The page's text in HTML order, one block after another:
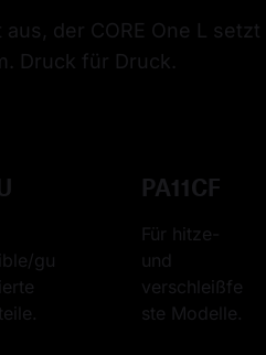
der CORE One L setzt
Druck für Druck.
gu
PA11CF
Für hitze-
und
verschleißfe
ste Modelle.